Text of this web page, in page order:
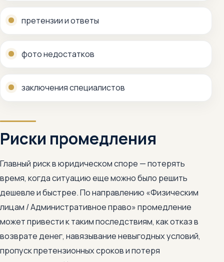
претензии и ответы
фото недостатков
заключения специалистов
Риски промедления
Главный риск в юридическом споре — потерять
время, когда ситуацию еще можно было решить
дешевле и быстрее. По направлению «Физическим
лицам / Административное право» промедление
может привести к таким последствиям, как отказ в
возврате денег, навязывание невыгодных условий,
пропуск претензионных сроков и потеря